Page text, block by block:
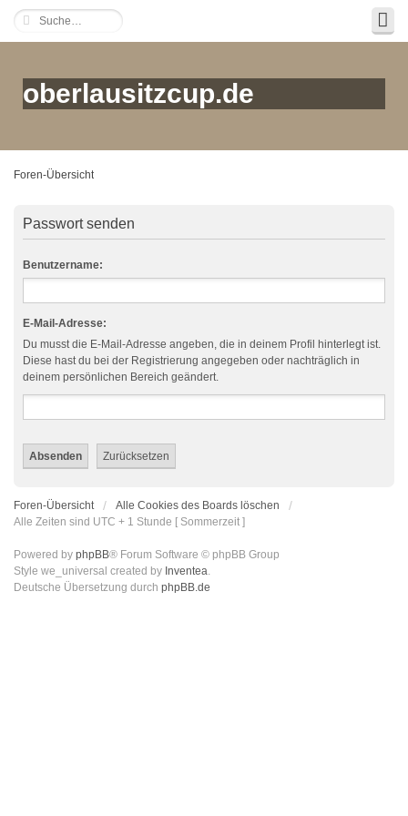
oberlausitzcup.de
Foren-Übersicht
Passwort senden
Benutzername:
E-Mail-Adresse:
Du musst die E-Mail-Adresse angeben, die in deinem Profil hinterlegt ist.
Diese hast du bei der Registrierung angegeben oder nachträglich in
deinem persönlichen Bereich geändert.
Foren-Übersicht
Alle Cookies des Boards löschen
Alle Zeiten sind UTC + 1 Stunde [ Sommerzeit ]
Powered by phpBB® Forum Software © phpBB Group
Style we_universal created by Inventea.
Deutsche Übersetzung durch phpBB.de